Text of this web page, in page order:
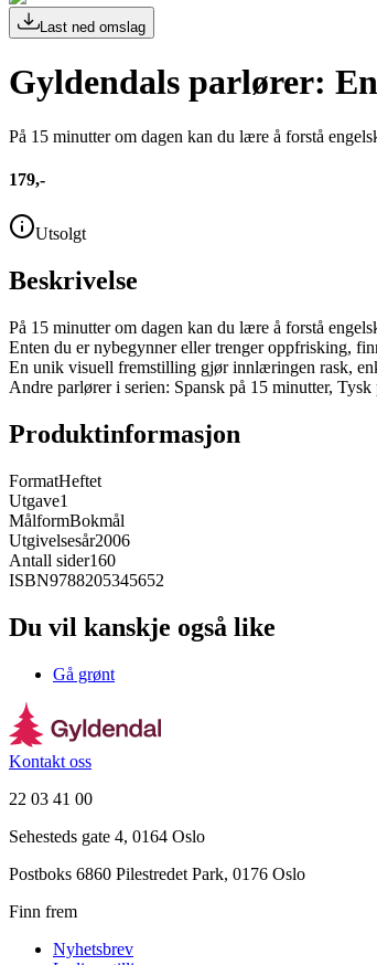
Last ned omslag
Gyldendals parlører:
På 15 minutter om dagen kan du lære å forstå
179,-
Utsolgt
Beskrivelse
På 15 minutter om dagen kan du lære å forstå
Enten du er nybegynner eller trenger oppfrisking,
En unik visuell fremstilling gjør innlæringen rask,
Andre parlører i serien: Spansk på 15 minutter,
Produktinformasjon
FormatHeftet
Utgave1
MålformBokmål
Utgivelsesår2006
Antall sider160
ISBN9788205345652
Du vil kanskje også like
Gå grønt
Kontakt oss
22 03 41 00
Sehesteds gate 4, 0164 Oslo
Postboks 6860 Pilestredet Park, 0176 Oslo
Finn frem
Nyhetsbrev